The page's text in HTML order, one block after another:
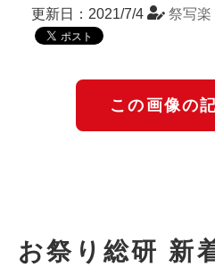
更新日：2021/7/4 祭写楽
この画像の
お祭り総研 新